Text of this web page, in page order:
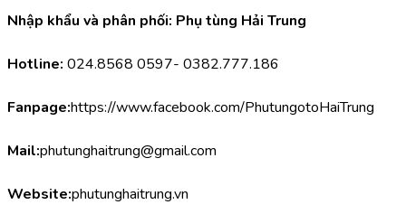
Nhập khẩu và phân phối: Phụ tùng Hải Trung
Hotline: 024.8568 0597- 0382.777.186
Fanpage:https://www.facebook.com/PhutungotoHaiTrung
Mail:phutunghaitrung@gmail.com
Website:phutunghaitrung.vn